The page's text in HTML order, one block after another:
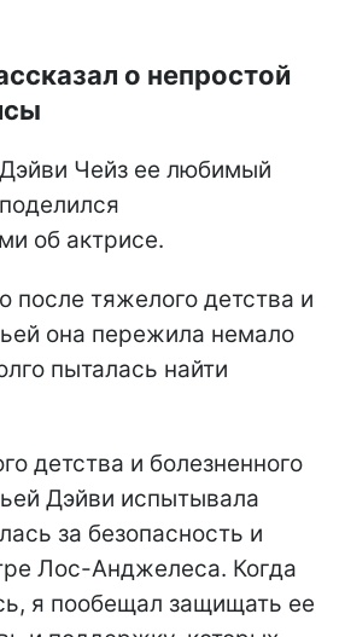
о непростой
Чейз ее любимый
об актрисе.
после тяжелого детства и
она пережила немало
пыталась найти
детства и болезненного
Дэйви испытывала
за безопасность и
Лос-Анджелеса. Когда
я пообещал защищать ее